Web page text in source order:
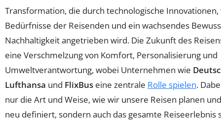
Transformation, die durch technologische
Bedürfnisse der Reisenden und ein wachsendes
Nachhaltigkeit angetrieben wird. Die Zukunft des
eine Verschmelzung von Komfort, Personalisierung und
Umweltverantwortung, wobei Unternehmen wie
Lufthansa und FlixBus eine zentrale Rolle spielen.
nur die Art und Weise, wie wir unsere Reisen planen
neu definiert, sondern auch das gesamte Reiseerlebnis